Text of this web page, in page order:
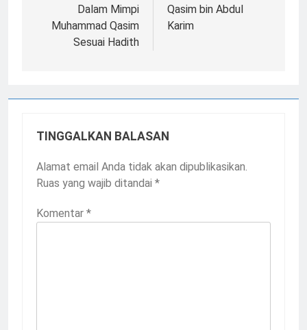
Dalam Mimpi
Muhammad Qasim
Sesuai Hadith
Qasim bin Abdul
Karim
TINGGALKAN BALASAN
Alamat email Anda tidak akan dipublikasikan.
Ruas yang wajib ditandai *
Komentar *